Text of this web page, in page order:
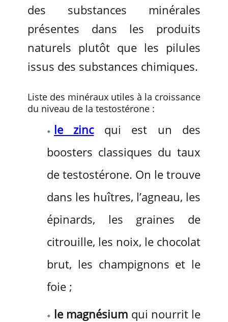
des substances minérales
présentes dans les produits
naturels plutôt que les pilules
issus des substances chimiques.
Liste des minéraux utiles à la croissance
du niveau de la testostérone :
le zincqui est un des
boosters classiques du taux
de testostérone. On le trouve
dans les huîtres, l’agneau, les
épinards, les graines de
citrouille, les noix, le chocolat
brut, les champignons et le
foie ;
le magnésium qui nourrit le